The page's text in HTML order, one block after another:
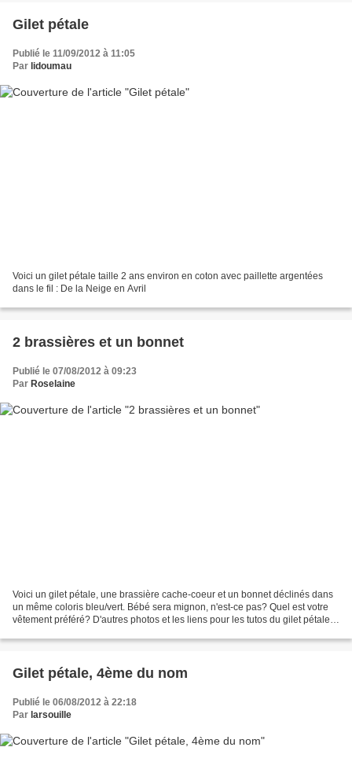
Gilet pétale
Publié le 11/09/2012 à 11:05
Par lidoumau
Voici un gilet pétale taille 2 ans environ en coton avec paillette argentées
dans le fil : De la Neige en Avril
2 brassières et un bonnet
Publié le 07/08/2012 à 09:23
Par Roselaine
Voici un gilet pétale, une brassière cache-coeur et un bonnet déclinés dans
un même coloris bleu/vert. Bébé sera mignon, n'est-ce pas? Quel est votre
vêtement préféré? D'autres photos et les liens pour les tutos du gilet pétale
Gilet pétale, 4ème du nom
Publié le 06/08/2012 à 22:18
Par larsouille